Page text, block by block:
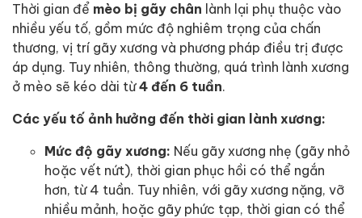
Thời gian để mèo bị gãy chân lành lại phụ thuộc vào
nhiều yếu tố, gồm mức độ nghiêm trọng của chấn
thương, vị trí gãy xương và phương pháp điều trị được
áp dụng. Tuy nhiên, thông thường, quá trình lành xương
ở mèo sẽ kéo dài từ4 đến 6 tuần.
Các yếu tố ảnh hưởng đến thời gian lành xương:
Mức độ gãy xương: Nếu gãy xương nhẹ (gãy nhỏ
hoặc vết nứt), thời gian phục hồi có thể ngắn
hơn, từ 4 tuần. Tuy nhiên, với gãy xương nặng, vỡ
nhiều mảnh, hoặc gãy phức tạp, thời gian có thể